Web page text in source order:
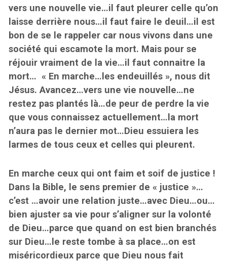
vers une nouvelle vie…il faut pleurer celle qu’on
laisse derrière nous…il faut faire le deuil…il est
bon de se le rappeler car nous vivons dans une
société qui escamote la mort. Mais pour se
réjouir vraiment de la vie…il faut connaitre la
mort… « En marche…les endeuillés », nous dit
Jésus. Avancez…vers une vie nouvelle…ne
restez pas plantés là…de peur de perdre la vie
que vous connaissez actuellement…la mort
n’aura pas le dernier mot…Dieu essuiera les
larmes de tous ceux et celles qui pleurent.
En marche ceux qui ont faim et soif de justice !
Dans la Bible, le sens premier de « justice »…
c’est …avoir une relation juste…avec Dieu…ou…
bien ajuster sa vie pour s’aligner sur la volonté
de Dieu…parce que quand on est bien branchés
sur Dieu…le reste tombe à sa place…on est
miséricordieux parce que Dieu nous fait